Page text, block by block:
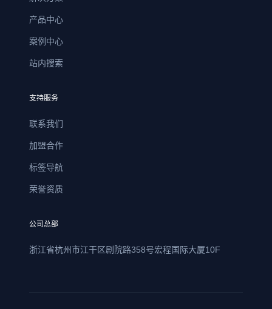
产品中心
案例中心
站内搜索
支持服务
联系我们
加盟合作
标签导航
荣誉资质
公司总部
浙江省杭州市江干区剧院路358号宏程国际大厦10F